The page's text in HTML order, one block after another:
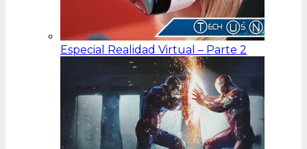
Especial Realidad Virtual – Parte 2